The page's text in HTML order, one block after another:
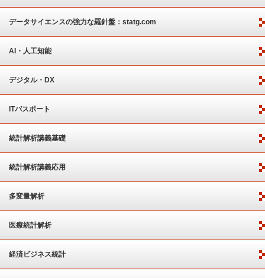
ート
データサイエンスの強力な羅針盤：statg.com
AI・人工知能
デジタル・DX
ITパスポート
統計解析講義基礎
統計解析講義応用
多変量解析
医療統計解析
経済ビジネス統計